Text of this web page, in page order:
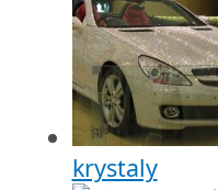
krystaly